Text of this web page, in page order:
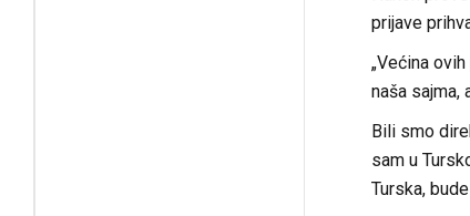
prijave
„Većina
naša sajma,
Bili smo
sam u
Turska,